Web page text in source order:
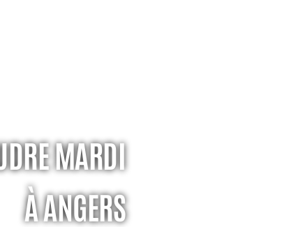
MARDI
À ANGERS